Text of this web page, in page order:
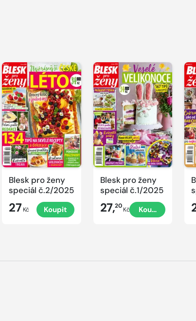
Blesk pro ženy
speciál č.2/2025
27 Kč Koupit
Blesk pro ženy
speciál č.1/2025
27,20Kč Koupit